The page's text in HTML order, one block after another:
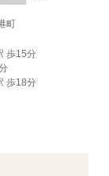
町
歩15分
歩18分